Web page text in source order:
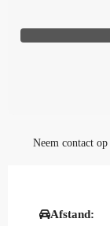
Neem contact op
Afstand: